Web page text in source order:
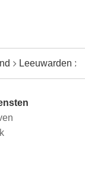
Leeuwarden